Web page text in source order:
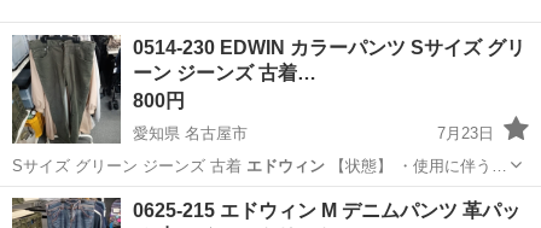
0514-230 EDWIN カラーパンツ Sサイズ グリ
ーン ジーンズ 古着…
800円
愛知県 名古屋市
7月23日
Sサイズ グリーン ジーンズ 古着 エドウィン 【状態】 ・使用に伴う…
愛知 名古屋市 ジーンズ/デニム リユース
0625-215 エドウィン M デニムパンツ 革パッ